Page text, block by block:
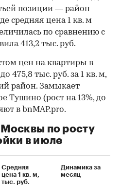
позиции — район
средняя цена 1 кв. м
по сравнению с
413,2 тыс. руб.
цен на квартиры в
475,8 тыс. руб. за 1 кв. м,
район. Замыкает
Тушино (рост на 13%, до
в bnMAP.pro.
по росту
в июле
Средняя
цена 1 кв. м,
тыс. руб.
Динамика за
месяц